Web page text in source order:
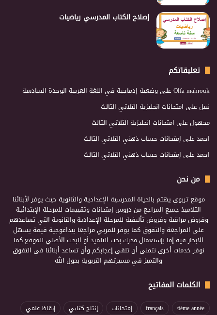
إصلاح الكتاب المدرسي رياضيات
تعليقاتكم
Olfa mahroukعلى وضعية إدماجية في اللغة العربية الوحدة السادسة
نبيلعلى امتحانات انجليزية الثلاثي الثالث
مجهولعلى امتحانات انجليزية الثلاثي الثالث
احمدعلى إمتحانات حساب ذهني الثلاثي الثالث
احمدعلى إمتحانات حساب ذهني الثلاثي الثالث
من نحن
موقع تربوي يهتم بالحياة المدرسية الإعدادية والثانوية حيث يوفر لأبنائنا
التلاميذ جميع المراجع من دروس إمتحانات وتقييمات للمرحلة الإبتدائية
وفروض مراقبة وفروض تأليفية للمرحلة الإعدادية والثانوية التي تساعدهم
على المراجعة والتفوق كما يوفر للمربي مراجعا بيداغوجية قيمة يسهل
الابحار فيه إما بإستعمال محرك بحث التلميذ أو البحث الأصلي للموقع كما
نوفر خدمات أخرى نتمنى أن تلقى إعجابكم وأن تساعد أبنائنا في التفوق
والتميز في مسيرتهم التربوية بحول الله
الكلمات المفاتيح
6ème année
français إمتحانات إنتاج كتابي إيقاظ علمي